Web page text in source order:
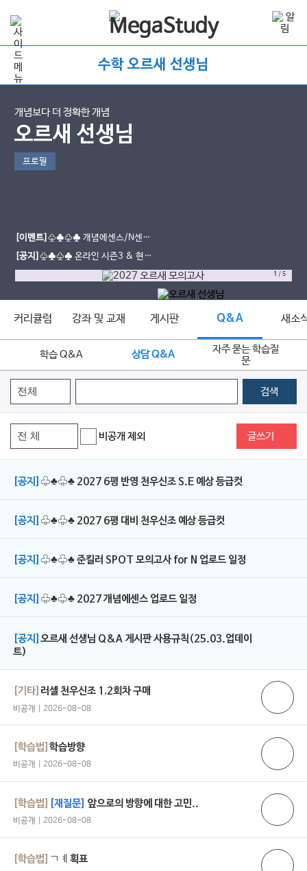
수학 오르새 선생님
개념보다 더 정확한 개념
오르새 선생님
프로필
[이벤트]♧♣♧♣ 개념에센스/N센스
수강평 이벤트
[공지]♧♣♧♣ 온라인 시즌3 & 현장
스케치
1 /5
커리큘럼 강좌 및 교재 게시판 Q&A 새소
학습 Q&A 상담 Q&A
자주 묻는 학습질
문
검색
비공개 제외 글쓰기
[공지] ♧♣♧♣ 2027 6평 반영 천우신조 S.E 예상 등급컷
[공지] ♧♣♧♣ 2027 6평 대비 천우신조 예상 등급컷
[공지] ♧♣♧♣ 준킬러 SPOT 모의고사 for N 업로드 일정
[공지] ♧♣♧♣ 2027 개념에센스 업로드 일정
[공지]오르새 선생님 Q&A 게시판 사용규칙(25.03.업데이
트)
[기타] 러셀 천우신조 1,2회차 구매
비공개 | 2026-08-08
[학습법]학습방향
비공개 | 2026-08-08
[학습법] [재질문] 앞으로의 방향에 대한 고민..
비공개 | 2026-08-08
[학습법] ㄱㅖ획표